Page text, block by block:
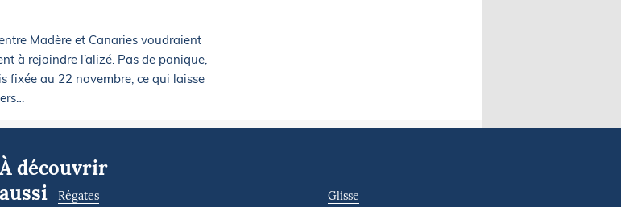
Madère et Canaries voudraient
à rejoindre l’alizé. Pas de panique,
fixée au 22 novembre, ce qui laisse
À découvrir
aussi
Régates Glisse